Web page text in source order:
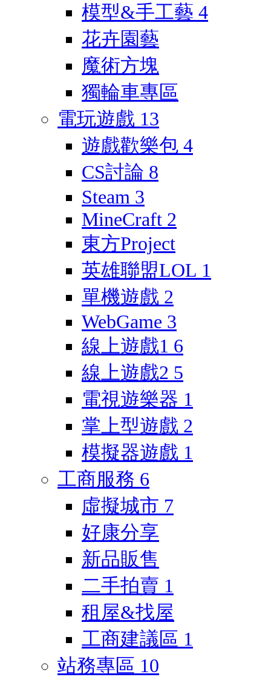
模型&手工藝 4
花卉園藝
魔術方塊
獨輪車專區
電玩遊戲 13
遊戲歡樂包 4
CS討論 8
Steam 3
MineCraft 2
東方Project
英雄聯盟LOL 1
單機遊戲 2
WebGame 3
線上遊戲1 6
線上遊戲2 5
電視遊樂器 1
掌上型遊戲 2
模擬器遊戲 1
工商服務 6
虛擬城市 7
好康分享
新品販售
二手拍賣 1
租屋&找屋
工商建議區 1
站務專區 10